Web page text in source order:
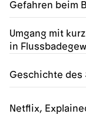
Gefahren beim
Umgang mit
in
Geschichte des
Netflix,